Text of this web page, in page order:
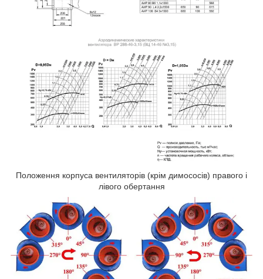
Положення корпуса вентиляторів (крім димососів) правого і
лівого обертання